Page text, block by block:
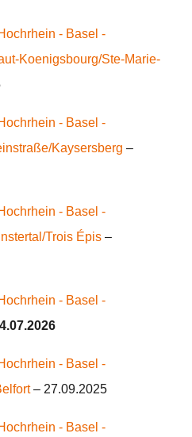
- Basel -
Koenigsbourg/Ste-Marie-
- Basel -
Kaysersberg –
- Basel -
Trois Épis –
- Basel -
- Basel -
– 27.09.2025
- Basel -